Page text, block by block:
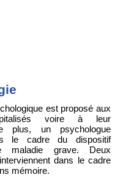
est proposé aux
voire à leur
plus, un psychologue
le cadre du dispositif
maladie grave. Deux
dans le cadre
mémoire.